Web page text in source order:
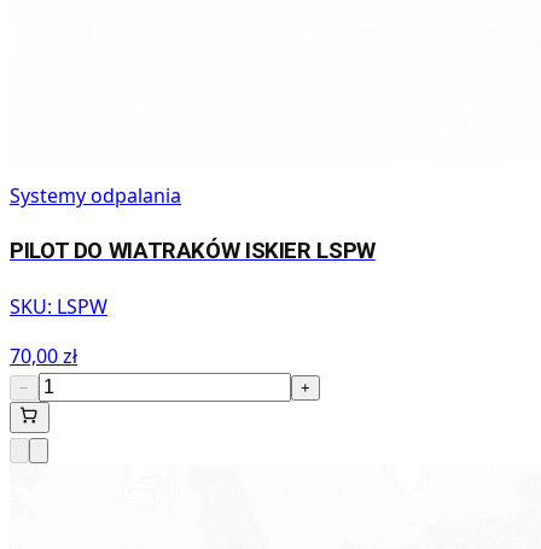
Systemy odpalania
PILOT DO WIATRAKÓW ISKIER LSPW
SKU: LSPW
70,00 zł
− +